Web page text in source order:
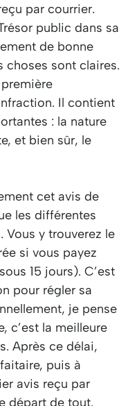
par courrier.
public dans sa
de bonne
choses sont claires.
Il contient
: la nature
et bien sûr, le
cet avis de
les différentes
Vous y trouverez le
si vous payez
15 jours). C’est
pour régler sa
je pense
c’est la meilleure
Après ce délai,
puis à
avis reçu par
départ de tout.